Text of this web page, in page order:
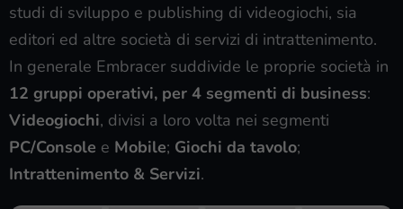
studi di sviluppo e publishing di videogiochi, sia
editori ed altre società di servizi di intrattenimento.
In generale Embracer suddivide le proprie società in
12 gruppi operativi, per 4 segmenti di business:
Videogiochi, divisi a loro volta nei segmenti
PC/Console e Mobile; Giochi da tavolo;
Intrattenimento & Servizi.